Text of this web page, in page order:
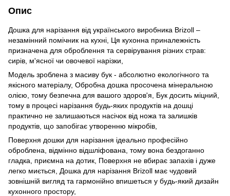
Опис
Дошка для нарізання від українського виробника Brizoll –
незамінний помічник на кухні, Ця кухонна приналежність
призначена для оброблення та сервірування різних страв:
сирів, м'ясної чи овочевої нарізки,
Модель зроблена з масиву бук - абсолютно екологічного та
якісного матеріалу, Обробна дошка просочена мінеральною
олією, тому безпечна для вашого здоров'я, Бук досить міцний,
тому в процесі нарізання будь-яких продуктів на дошці
практично не залишаються насічок від ножа та залишків
продуктів, що запобігає утворенню мікробів,
Поверхня дошки для нарізання ідеально професійно
оброблена, відмінно відшліфована, тому вона бездоганно
гладка, приємна на дотик, Поверхня не вбирає запахів і дуже
легко миється, Дошка для нарізання Brizoll має чудовий
зовнішній вигляд та гармонійно впишеться у будь-який дизайн
кухонного простору,